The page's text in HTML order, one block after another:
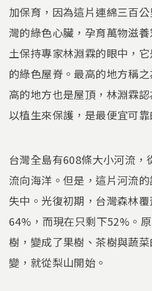
加保育，因為這片連綿三百
灣的綠色心臟，孕育萬物滋
土保持專家林淵霖的眼中，
的綠色屋脊。最高的地方稱
高的地方也是屋頂，林淵霖
以植生來保護，是最便宜可靠
台灣全島有608條大小河流，
流向海洋。但是，這片河流
失中。光復初期，台灣森林
64%，而現在只剩下52%。
樹，變成了果樹、茶樹與蔬
變，就從梨山開始。